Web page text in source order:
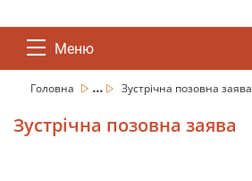
Меню
Головна ... Зустрічна позовна заява
Зустрічна позовна заява